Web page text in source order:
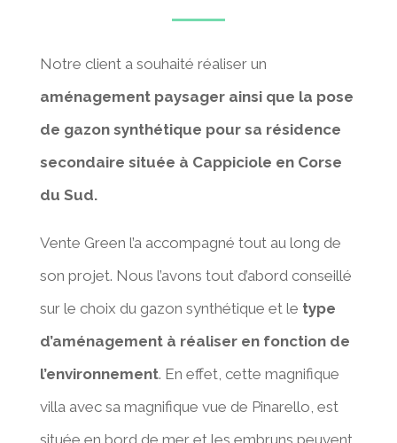
Notre client a souhaité réaliser un
aménagement paysager ainsi que la pose
de gazon synthétique pour sa résidence
secondaire située à Cappiciole en Corse
du Sud.
Vente Green l’a accompagné tout au long de
son projet. Nous l’avons tout d’abord conseillé
sur le choix du gazon synthétique et le type
d’aménagement à réaliser en fonction de
l’environnement. En effet, cette magnifique
villa avec sa magnifique vue de Pinarello, est
située en bord de mer et les embruns peuvent